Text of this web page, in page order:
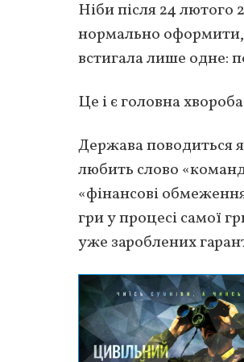
Ніби після 24 лютого
нормально оформити,
встигала лише одне:
Це і є головна
Держава поводиться
любить слово
«фінансові
гри у процесі самої
уже зароблених